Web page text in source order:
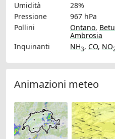
Umidità
28%
Pressione
967 hPa
Pollini
Ontano,
Ambrosia
Inquinanti
NH3, CO, NO
Animazioni meteo